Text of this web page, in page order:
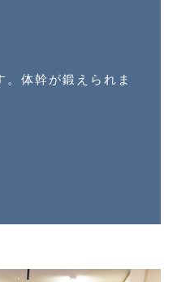
体幹が鍛えられま